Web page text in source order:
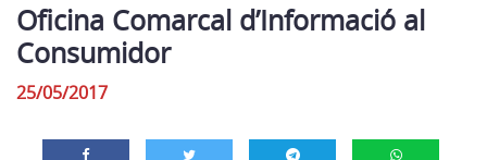
Oficina Comarcal d’Informació al
Consumidor
25/05/2017